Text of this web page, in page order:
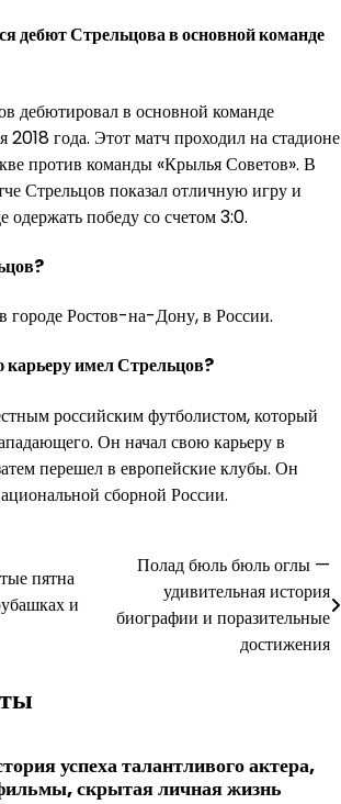
дебют Стрельцова в основной команде
дебютировал в основной команде
2018 года. Этот матч проходил на стадионе
против команды «Крылья Советов». В
Стрельцов показал отличную игру и
одержать победу со счетом 3:0.
городе Ростов-на-Дону, в России.
имел Стрельцов?
российским футболистом, который
Он начал свою карьеру в
перешел в европейские клубы. Он
сборной России.
пятна
и
Полад бюль бюль оглы —
удивительная история
биографии и поразительные
достижения
успеха талантливого актера,
скрытая личная жизнь